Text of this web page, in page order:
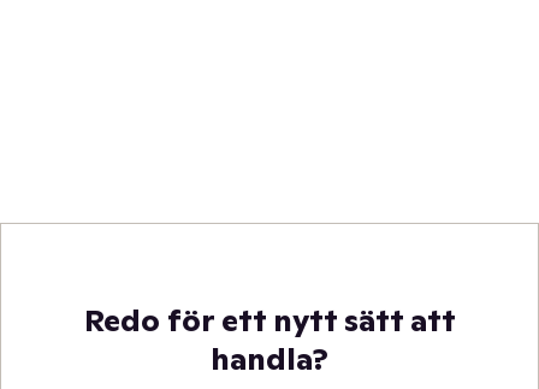
Redo för ett nytt sätt att
handla?